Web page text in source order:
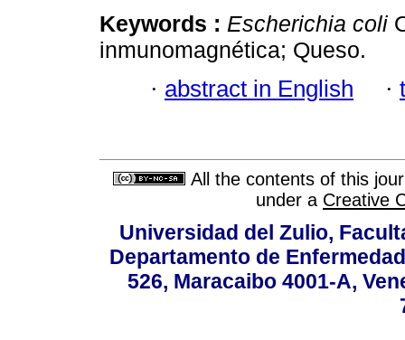
Keywords : Escherichia coli
inmunomagnética; Queso.
· abstract in English ·
All the contents of this
under a Creative
Universidad del Zulio,
Departamento de
526, Maracaibo 4001-A,